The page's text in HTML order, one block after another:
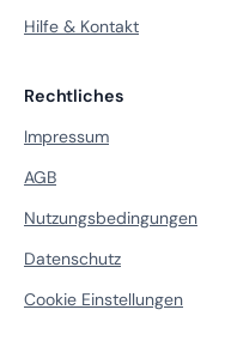
Hilfe & Kontakt
Rechtliches
Impressum
AGB
Nutzungsbedingungen
Datenschutz
Cookie Einstellungen